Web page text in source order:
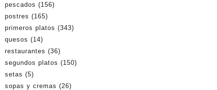
pescados (156)
postres (165)
primeros platos (343)
quesos (14)
restaurantes (36)
segundos platos (150)
setas (5)
sopas y cremas (26)